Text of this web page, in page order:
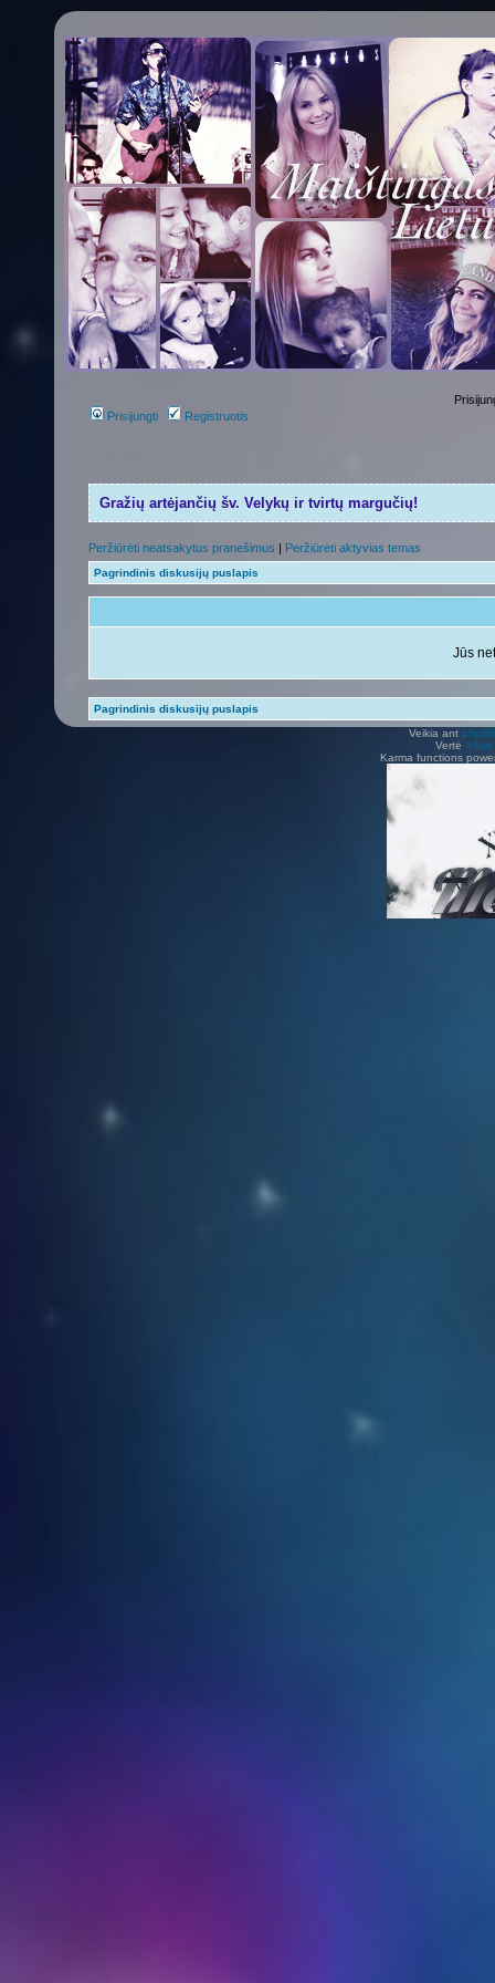
Prisijungti Registruotis
Gražių artėjančių šv. Velykų ir tvirtų margučių!
Peržiūrėti neatsakytus pranešimus | Peržiūrėti aktyvias temas
Pagrindinis diskusijų puslapis
Jūs
Pagrindinis diskusijų puslapis
Veikia ant
Vertė Vilius
Karma functions